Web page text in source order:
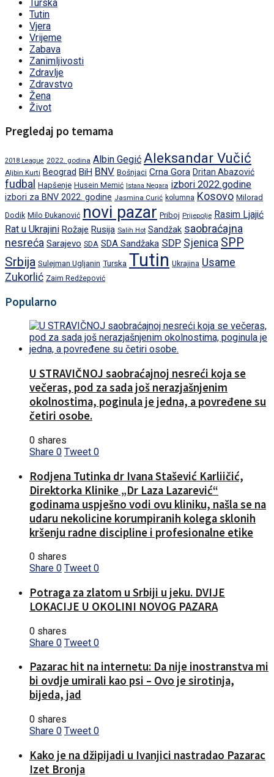
Turska
Tutin
Vjera
Vrijeme
Zabava
Zanimljivosti
Zdravlje
Zdravstvo
Žena
Život
Pregledaj po temama
2018 League 2022. godina Albin Gegić Aleksandar Vučić
Aljbin Kurti Beograd BiH BNV Bošnjaci Crna Gora Dritan Abazović
fudbal Hapšenje Husein Memić Istana Negara izbori 2022.godine
izbori za BNV 2022. godine Jasmina Curić kolumna Kosovo Milorad
Dodik Milo Đukanović novi pazar Priboj Prijepolje Rasim Ljajić
Rat u Ukrajini Rožaje Rusija Salih Hot Sandžak saobraćajna
nesreća Sarajevo SDA SDA Sandžaka SDP Sjenica SPP
Srbija Sulejman Ugljanin Turska Tutin Ukrajina Usame
Zukorlić Zaim Redžepović
Popularno
U STRAVIČNOJ saobraćajnoj nesreći koja se
večeras, pod za sada još nerazjašnjenim
okolnostima, poginula je jedna, a povređene su
četiri osobe.
0 shares
Share 0 Tweet 0
Rodjena Tutinka dr Ivana Stašević Karliičić,
Direktorka Klinike „Dr Laza Lazarević“
godinama uspješno vodi ovu kliniku, našla se na
udaru nekolicine korumpiranih kolega sklonih
kršenju radne discipline i profesionalne etike
0 shares
Share 0 Tweet 0
Potraga za zlatom u Srbiji u jeku. DVIJE
LOKACIJE U OKOLINI NOVOG PAZARA
0 shares
Share 0 Tweet 0
Pazarac hit na internetu: Da nije inostranstva mi
bi ovdje umirali kao psi – Ovo je sirotinja,
bijeda, jad
0 shares
Share 0 Tweet 0
Kako je na džipijadi u Ivanjici nastradao Pazarac
Izet Bronja